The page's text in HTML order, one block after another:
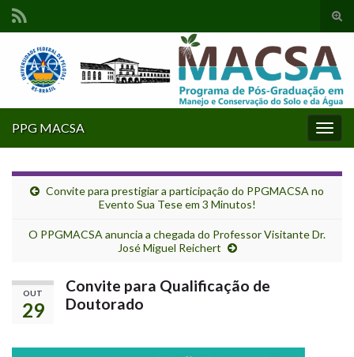
de
PPG MACSA
Convite para prestigiar a participação do PPGMACSA no
Evento Sua Tese em 3 Minutos!
O PPGMACSA anuncia a chegada do Professor Visitante Dr.
José Miguel Reichert
OUT
29
Convite para Qualificação de
Doutorado